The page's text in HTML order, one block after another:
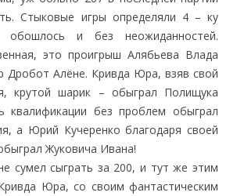
Стыковые игры определяли 4 – ку
обошлось и без неожиданностей.
это проигрыш Алябьева Влада
Дробот Алёне. Кривда Юра, взяв свой
крутой шарик – обыграл Полищука
квалификации без проблем обыграл
а Юрий Кучеренко благодаря своей
Жуковича Ивана!
сумел сыграть за 200, и тут же этим
Юра, со своим фантастическим